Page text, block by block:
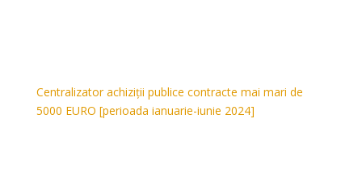
Centralizator achiziții publice contracte mai mari de
5000 EURO [perioada ianuarie-iunie 2024]